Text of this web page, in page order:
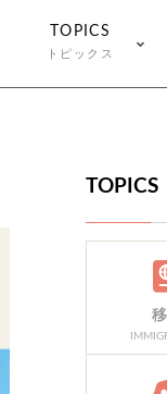
TOPICS
トピックス
TOPICS